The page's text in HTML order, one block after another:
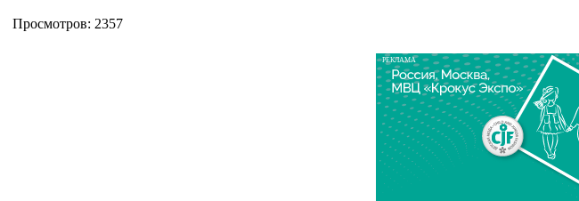
Просмотров: 2357
РЕКЛАМА